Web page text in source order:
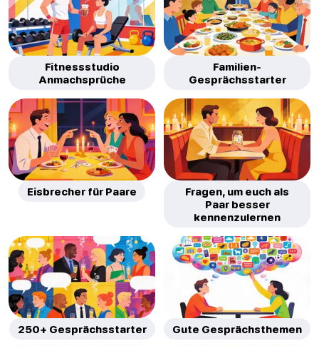
Fitnessstudio
Anmachsprüche
Familien-
Gesprächsstarter
Eisbrecher für Paare
Fragen, um euch als
Paar besser
kennenzulernen
250+ Gesprächsstarter Gute Gesprächsthemen